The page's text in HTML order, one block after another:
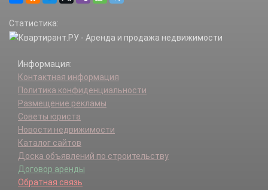
Статистика:
Информация:
Контактная информация
Политика конфиденциальности
Размещение рекламы
Советы юриста
Новости недвижимости
Каталог сайтов
Доска объявлений по строительству
Договор аренды
Обратная связь